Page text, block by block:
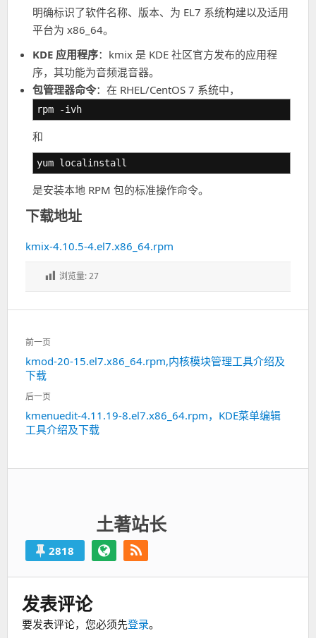
明确标识了软件名称、版本、为 EL7 系统构建以及适用
平台为 x86_64。
KDE 应用程序：kmix 是 KDE 社区官方发布的应用程
序，其功能为音频混音器。
包管理器命令：在 RHEL/CentOS 7 系统中，
rpm -ivh
和
yum localinstall
是安装本地 RPM 包的标准操作命令。
下载地址
kmix-4.10.5-4.el7.x86_64.rpm
浏览量:27
文
章
导
航
前一页
上
一
篇：
kmod-20-15.el7.x86_64.rpm,内核模块管理工具介绍及
下载
后一页
下
一
kmenuedit-4.11.19-8.el7.x86_64.rpm，KDE菜单编辑
工具介绍及下载
土著站长
2818
发表评论
要发表评论，您必须先登录。